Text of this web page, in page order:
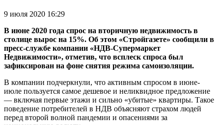
9 июля 2020 16:29
В июне 2020 года спрос на вторичную недвижимость в
столице вырос на 15%. Об этом «Стройгазете» сообщили в
пресс-службе компании «НДВ-Супермаркет
Недвижимости», отметив, что всплеск спроса был
зафиксирован на фоне снятия режима самоизоляции.
В компании подчеркнули, что активным спросом в июне-
июле пользуется самое дешевое и неликвидное предложение
— включая первые этажи и сильно «убитые» квартиры. Такое
поведение потребителей в НДВ объясняют страхом людей
перед второй волной пандемии и опасениями за